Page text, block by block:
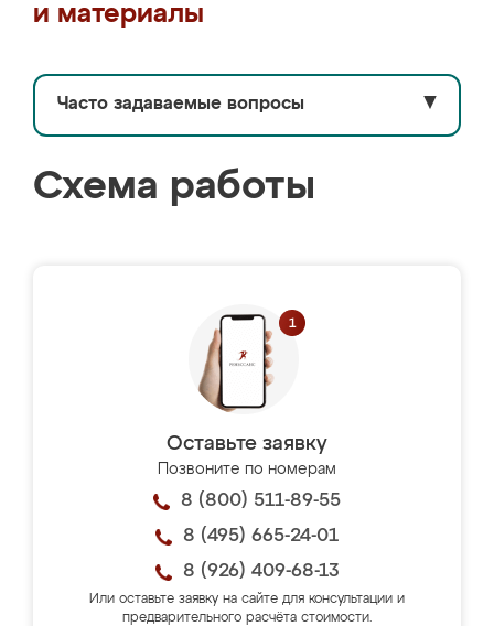
и материалы
Часто задаваемые вопросы ▼
Схема работы
Оставьте заявку
Позвоните по номерам
8 (800) 511-89-55
8 (495) 665-24-01
8 (926) 409-68-13
Или оставьте заявку на сайте для консультации и
предварительного расчёта стоимости.